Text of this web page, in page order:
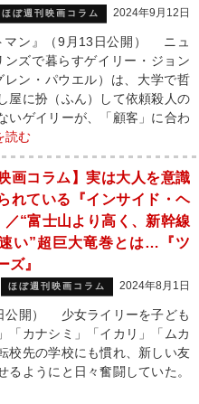
ほぼ週刊映画コラム 2024年9月12日
マン』（9月13日公開） ニュ
ンズで暮らすゲイリー・ジョン
レン・パウエル）は、大学で哲
屋に扮（ふん）して依頼殺人の
いゲイリーが、「顧客」に合わ
読む
画コラム】実は大人を意識
れている『インサイド・ヘ
／“富士山より高く、新幹線
い”超巨大竜巻とは…『ツ
ズ』
ほぼ週刊映画コラム 2024年8月1日
公開） 少女ライリーを子ども
「カナシミ」「イカリ」「ムカ
校先の学校にも慣れ、新しい友
るようにと日々奮闘していた。